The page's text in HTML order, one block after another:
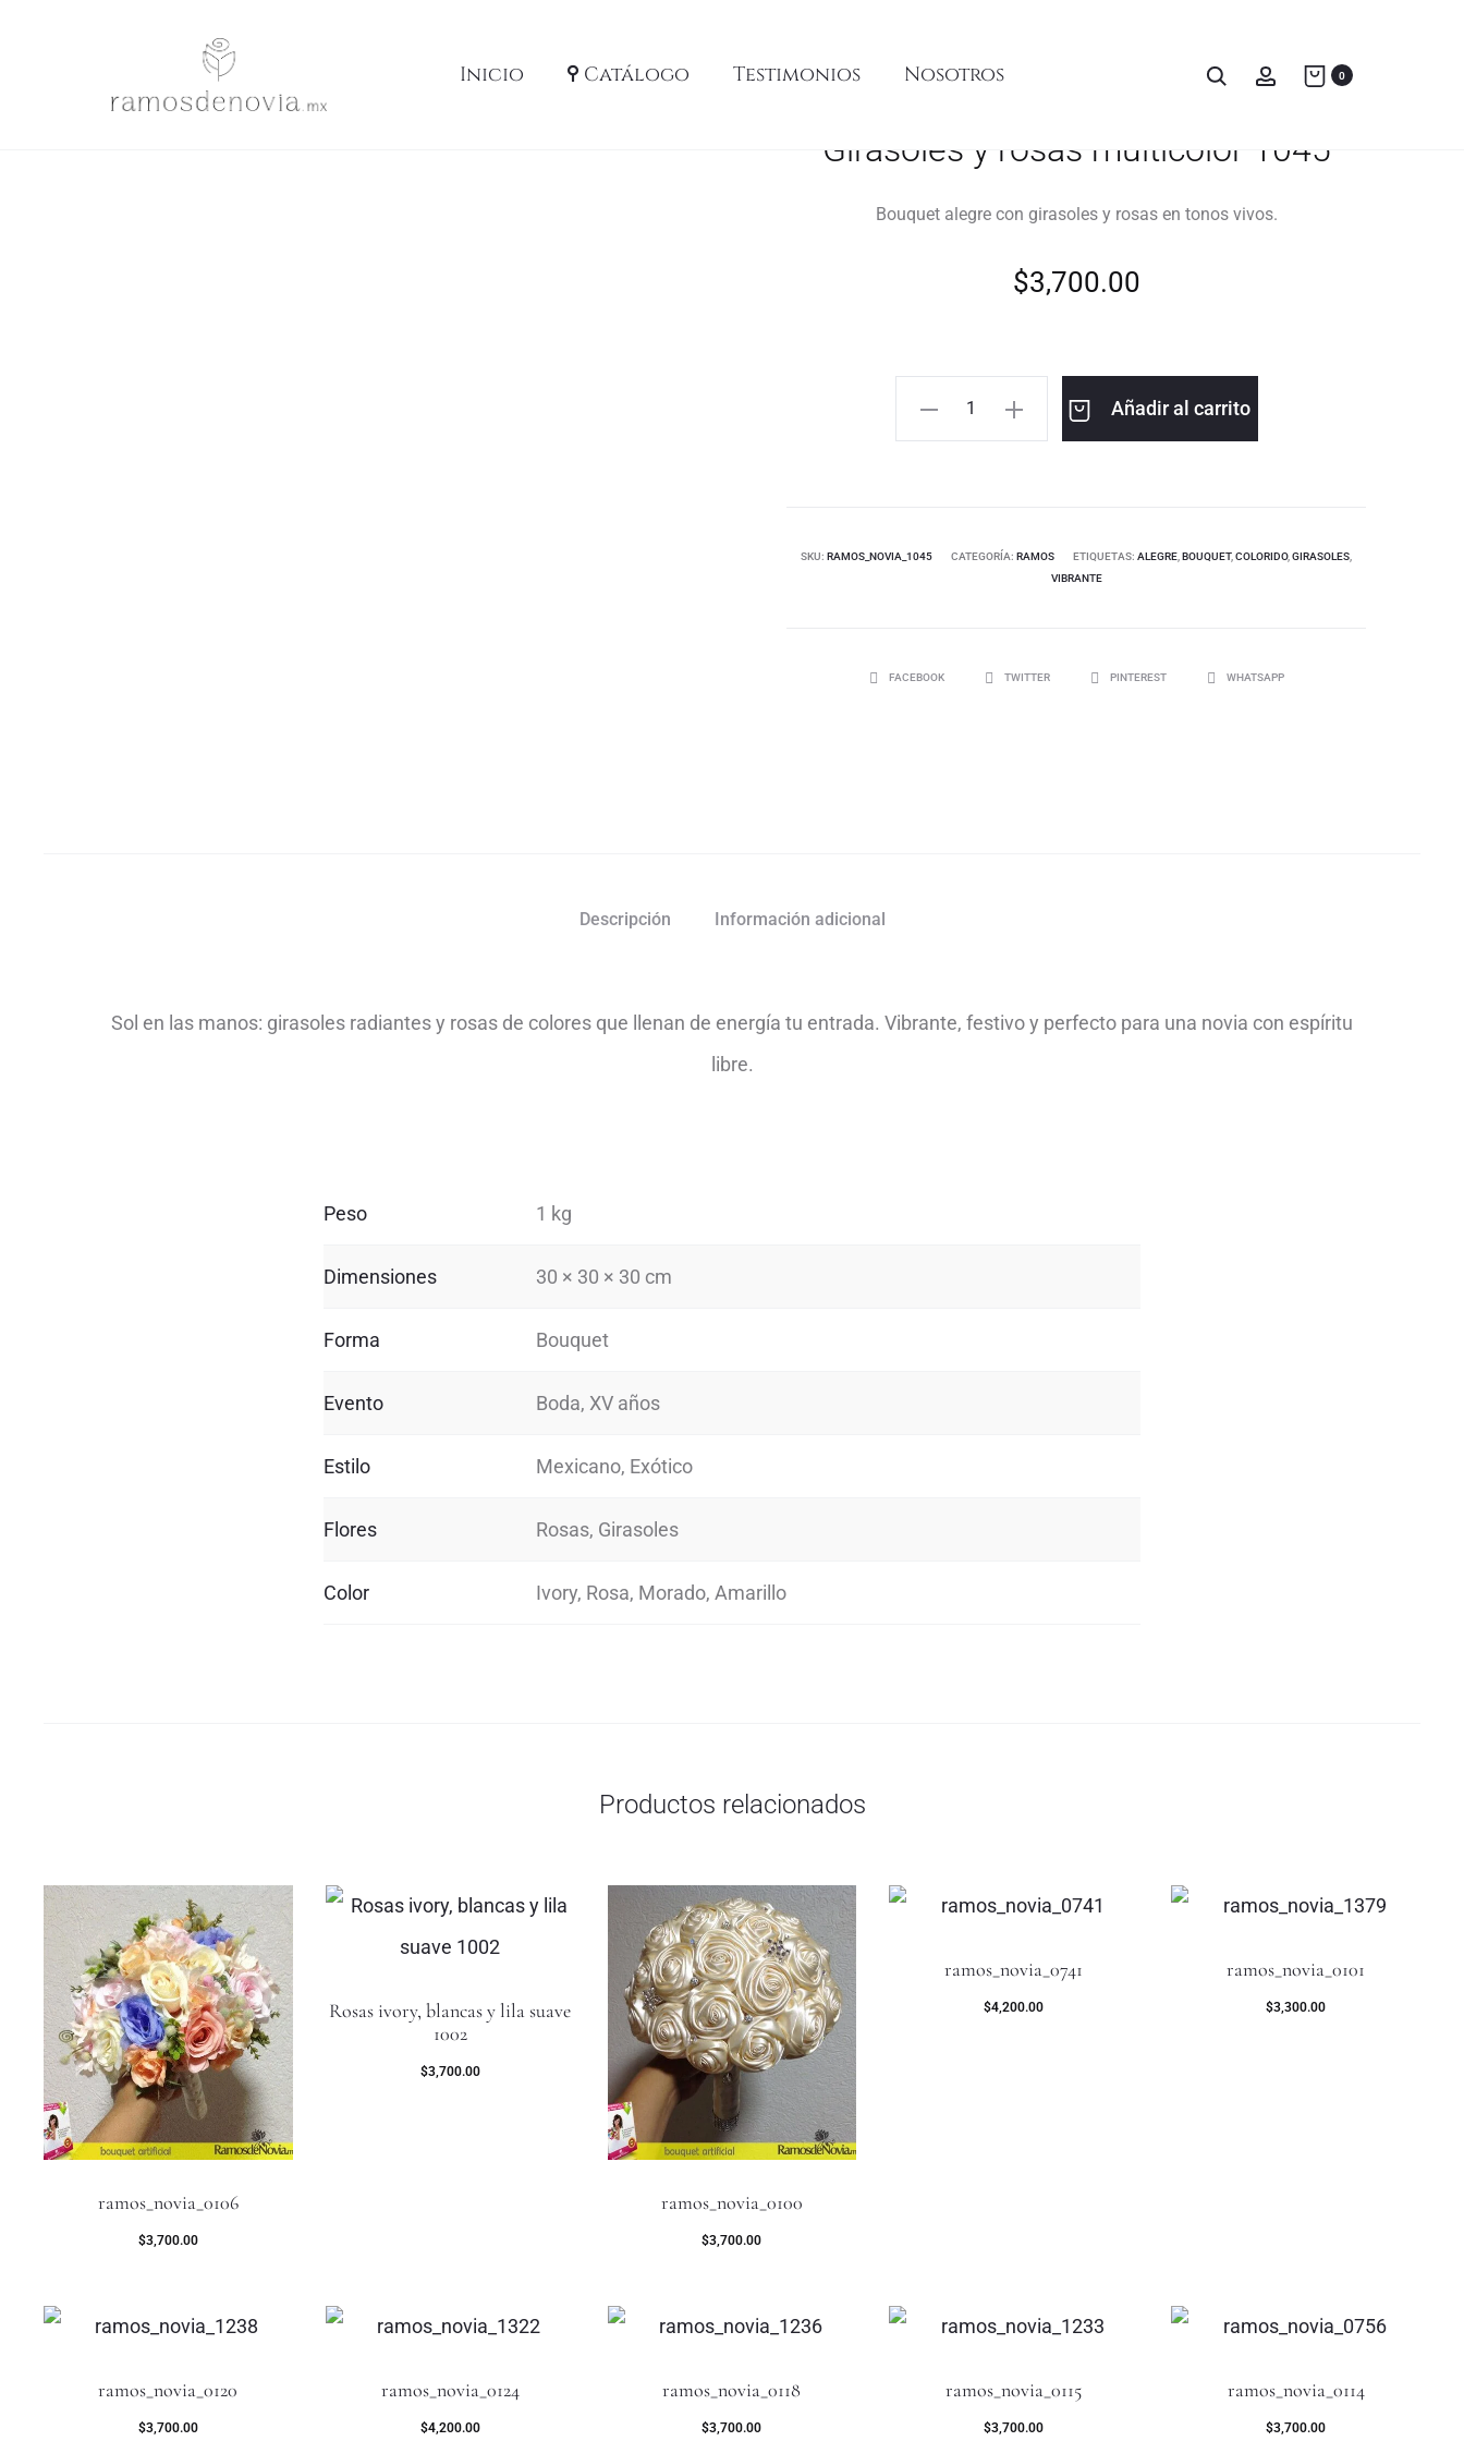
Inicio Catálogo Testimonios Nosotros 0
Girasoles y rosas multicolor 1045
Girasoles y rosas multicolor 1045
Bouquet alegre con girasoles y rosas en tonos vivos.
$3,700.00
Añadir al carrito
SKU: RAMOS_NOVIA_1045 CATEGORÍA: RAMOS ETIQUETAS: ALEGRE BOUQUET, COLORIDO, GIRASOLES
VIBRANTE
FACEBOOK TWITTER PINTEREST WHATSAPP
Descripción Información adicional
Sol en las manos: girasoles radiantes y rosas de colores que llenan de energía tu entrada. Vibrante, festivo y perfecto para una novia con espíritu
libre.
Peso 1 kg
Dimensiones 30 × 30 × 30 cm
Forma Bouquet
Evento Boda, XV años
Estilo Mexicano, Exótico
Flores Rosas, Girasoles
Color Ivory, Rosa, Morado, Amarillo
Productos relacionados
ramos_novia_0106
$3,700.00
Rosas ivory, blancas y lila suave
1002
$3,700.00
ramos_novia_0100
$3,700.00
ramos_novia_0741
$4,200.00
ramos_novia_0101
$3,300.00
ramos_novia_0120
$3,700.00
ramos_novia_0124
$4,200.00
ramos_novia_0118
$3,700.00
ramos_novia_0115
$3,700.00
ramos_novia_0114
$3,700.00